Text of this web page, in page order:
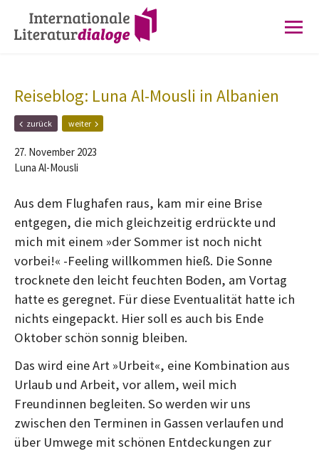
Hauptnavigation
Zum
Inhalt
Reiseblog: Luna Al-Mousli in Albanien
zurück
ü
e
e
B
e
t
r
g
weiter N
e
B
e
t
r
g
27. November 2023
Luna Al-Mousli
Aus dem Flughafen raus, kam mir eine Brise
entgegen, die mich gleichzeitig erdrückte und
mich mit einem »der Sommer ist noch nicht
vorbei!« -Feeling willkommen hieß. Die Sonne
trocknete den leicht feuchten Boden, am Vortag
hatte es geregnet. Für diese Eventualität hatte ich
nichts eingepackt. Hier soll es auch bis Ende
Oktober schön sonnig bleiben.
Das wird eine Art »Urbeit«, eine Kombination aus
Urlaub und Arbeit, vor allem, weil mich
Freundinnen begleiten. So werden wir uns
zwischen den Terminen in Gassen verlaufen und
über Umwege mit schönen Entdeckungen zur